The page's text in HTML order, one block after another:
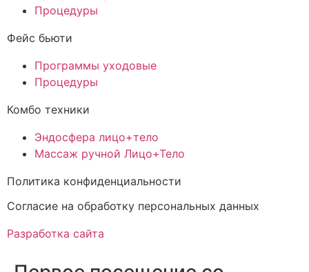
Процедуры
Фейс бьюти
Программы уходовые
Процедуры
Комбо техники
Эндосфера лицо+тело
Массаж ручной Лицо+Тело
Политика конфиденциальности
Cогласие на обработку персональных данных
Разработка сайта